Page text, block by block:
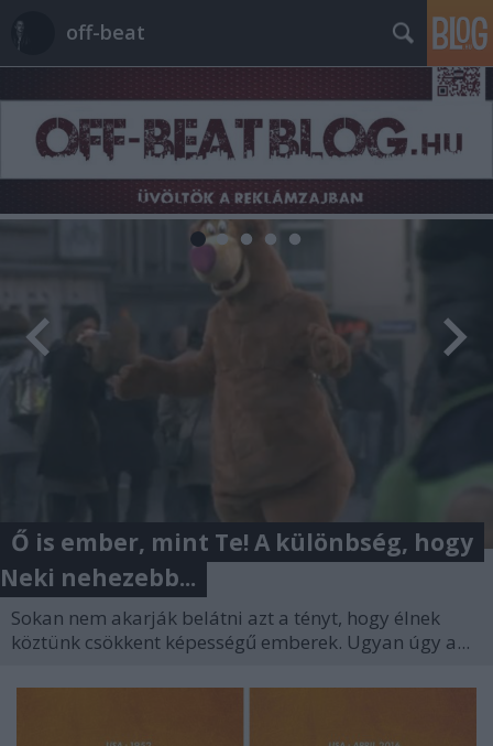
off-beat
Ő is ember, mint Te! A különbség, hogy
Neki nehezebb...
Sokan nem akarják belátni azt a tényt, hogy élnek
köztünk csökkent képességű emberek. Ugyan úgy a...